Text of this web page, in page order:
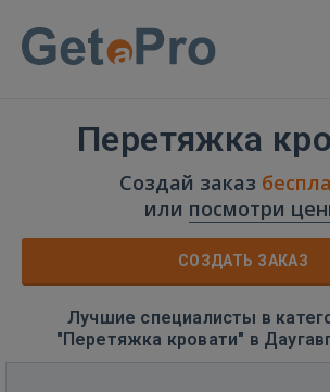
Перетяжка
Создай заказ
или посмотри
СОЗДАТЬ ЗАКАЗ
Лучшие специалисты в
"Перетяжка кровати" в